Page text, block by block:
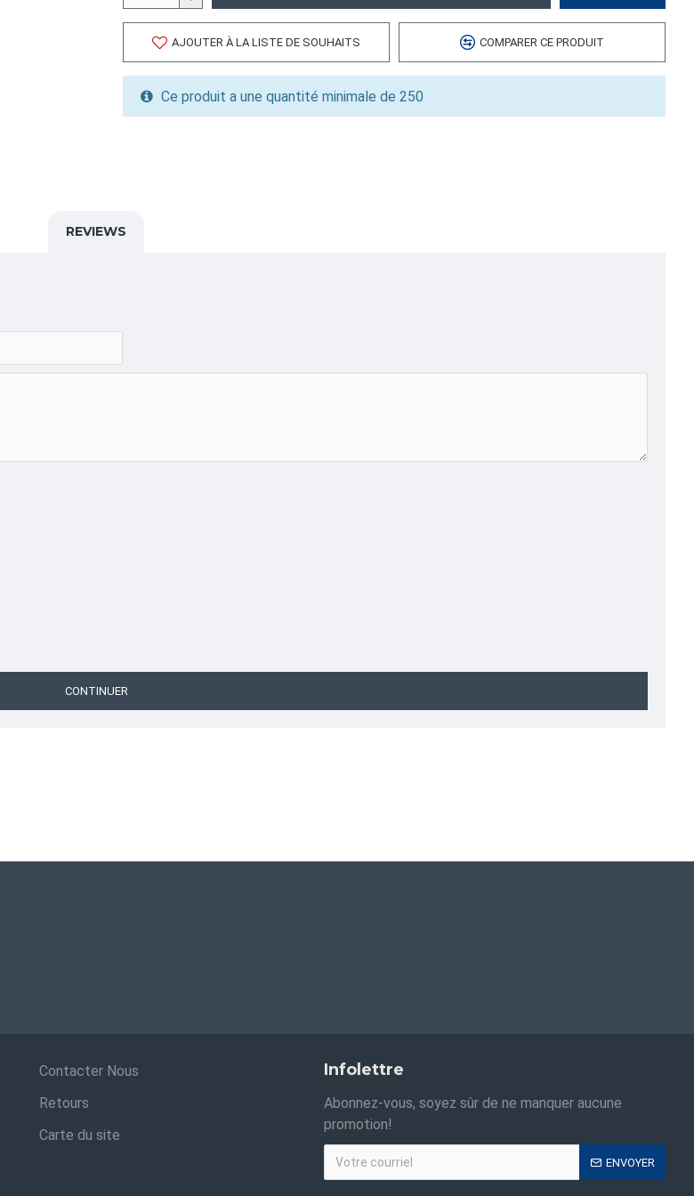
FORMAT DE PALETTE
Quantité par palette: 40000.00
Dimension/pallet: 48X40X36
AJOUTER À LA LISTE DE SOUHAITS COMPARER CE PRODUIT
Ce produit a une quantité minimale de 250
REVIEWS
CONTINUER
Contacter Nous
Retours
Carte du site
Infolettre
Abonnez-vous, soyez sûr de ne manquer aucune
promotion!
ENVOYER